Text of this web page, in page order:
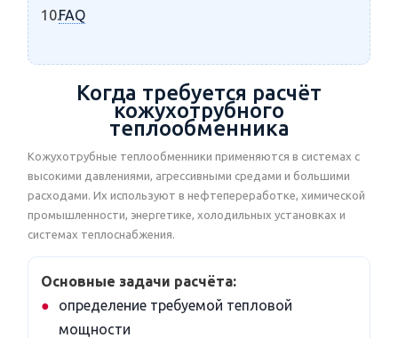
FAQ
Когда требуется расчёт
кожухотрубного
теплообменника
Кожухотрубные теплообменники применяются в системах с
высокими давлениями, агрессивными средами и большими
расходами. Их используют в нефтепереработке, химической
промышленности, энергетике, холодильных установках и
системах теплоснабжения.
Основные задачи расчёта:
определение требуемой тепловой
мощности